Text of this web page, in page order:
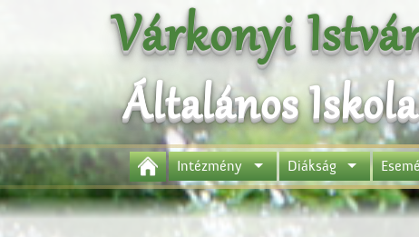
Várkonyi
Általános Iskola
Intézmény Diákság